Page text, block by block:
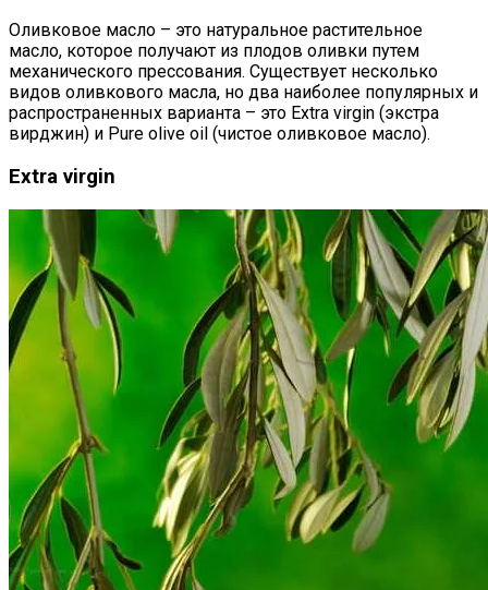
Оливковое масло – это натуральное растительное
масло, которое получают из плодов оливки путем
механического прессования. Существует несколько
видов оливкового масла, но два наиболее популярных и
распространенных варианта – это Extra virgin (экстра
вирджин) и Pure olive oil (чистое оливковое масло).
Extra virgin